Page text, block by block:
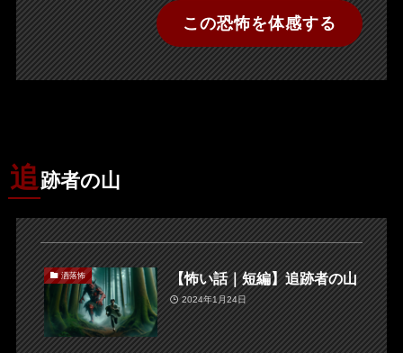
この恐怖を体感する
追跡者の山
洒落怖 【怖い話｜短編】追跡者の山
2024年1月24日